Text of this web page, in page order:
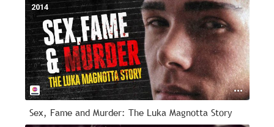
--
2014
Sex, Fame and Murder: The Luka Magnotta Story